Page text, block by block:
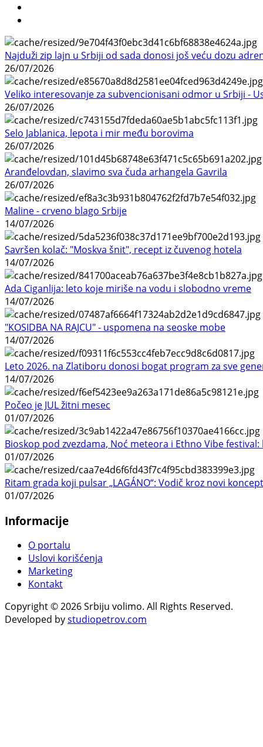
Najduži zip lajn u Srbiji od sada donosi još veću dozu
26/07/2026
Veliko interesovanje za subvencionisani odmor u Srbiji -
26/07/2026
Selo Jablanica, lepota i mir među borovima
26/07/2026
Aranđelovdan, slavimo sva čuda arhangela Gavrila
26/07/2026
Maline - crveno blago Srbije
14/07/2026
Savršen kolač: "Moskva šnit", recept iz čuvenog hotela
14/07/2026
Ada Ciganlija: leto koje miriše na vodu i slobodno vreme
14/07/2026
"KOSIDBA NA RAJCU" - uspomena na seoske mobe
14/07/2026
Leto 2026. na Zlatiboru donosi bogat program za sve
14/07/2026
Počeo je JUL žitni mesec
01/07/2026
Bioskop pod zvezdama, Noć meteora i Ethno Vibe
01/07/2026
Ritam grada koji pulsar „LAGÁNO“: Vodič kroz novi
01/07/2026
Informacije
O portalu
Uslovi korišćenja
Marketing
Kontakt
Copyright © 2026 Srbiju volimo. All Rights Reserved.
Developed bystudiopetrov.com